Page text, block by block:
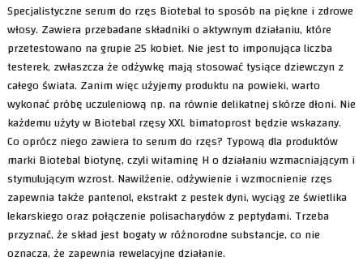
Specjalistyczne serum do rzęs Biotebal to sposób na piękne i zdrowe
włosy. Zawiera przebadane składniki o aktywnym działaniu, które
przetestowano na grupie 25 kobiet. Nie jest to imponująca liczba
testerek, zwłaszcza że odżywkę mają stosować tysiące dziewczyn z
całego świata. Zanim więc użyjemy produktu na powieki, warto
wykonać próbę uczuleniową np. na równie delikatnej skórze dłoni. Nie
każdemu użyty w Biotebal rzęsy XXL bimatoprost będzie wskazany.
Co oprócz niego zawiera to serum do rzęs? Typową dla produktów
marki Biotebal biotynę, czyli witaminę H o działaniu wzmacniającym i
stymulującym wzrost. Nawilżenie, odżywienie i wzmocnienie rzęs
zapewnia także pantenol, ekstrakt z pestek dyni, wyciąg ze świetlika
lekarskiego oraz połączenie polisacharydów z peptydami. Trzeba
przyznać, że skład jest bogaty w różnorodne substancje, co nie
oznacza, że zapewnia rewelacyjne działanie.